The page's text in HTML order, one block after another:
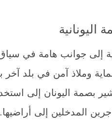
اليونانية
إلى جوانب هامة في
وملاذ آمن في بلد آخر
بصمة اليونان إلى
المدخلين إلى أراضيها.